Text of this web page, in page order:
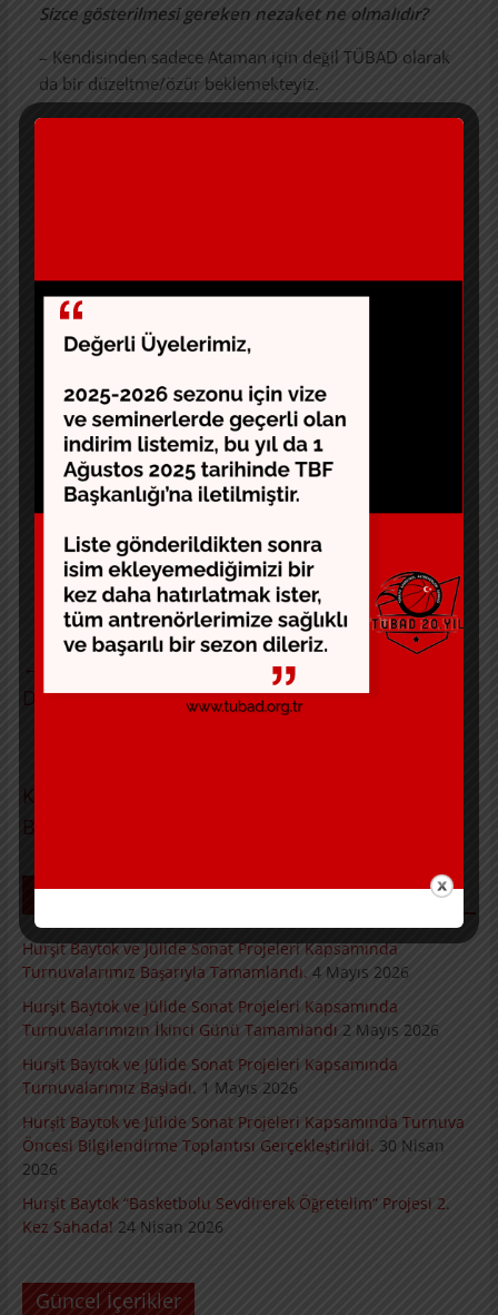
Sizce gösterilmesi gereken nezaket ne olmalıdır?
– Kendisinden sadece Ataman için değil TÜBAD olarak
da bir düzeltme/özür beklemekteyiz.
Geçtiğimiz günlerde sosyal medyada konusu geçen
konuda haklı olduğu kulübü tarafından
açıklanmıştır. TÜBAD olarak bu konuyla ilgili neler
yaptınız?
– Galatasaray Basketbol takımında görev yapan
antrenör Birtan Öztürk’ün maruz kaldığı ithamlardan
haberdar olduğumuz ilk günden beri Hukuk
Komitemiz kendisi ile temasta olup destek olmak için
takip etmektedir. Bizden talebi olduğunda aksiyon
almaya hazır olduğumuzu belirtirim.
Bu vesile ile bu bilgiyi de Basketbol kamuoyu ile
paylaşmış olayım.
←
Nirvana Basketball Weeks 360 Summit
Değerlendirmesi – Efe Özenç
Konu ve Konuklarıyla Basketball Summit 360 –
Bölüm 1
SON YAZILAR
Hurşit Baytok ve Jülide Sonat Projeleri Kapsamında
Turnuvalarımız Başarıyla Tamamlandı. 4 Mayıs 2026
Hurşit Baytok ve Jülide Sonat Projeleri Kapsamında
Turnuvalarımızın İkinci Günü Tamamlandı 2 Mayıs 2026
Hurşit Baytok ve Jülide Sonat Projeleri Kapsamında
Turnuvalarımız Başladı. 1 Mayıs 2026
Hurşit Baytok ve Jülide Sonat Projeleri Kapsamında Turnuva
Öncesi Bilgilendirme Toplantısı Gerçekleştirildi. 30 Nisan
2026
Hurşit Baytok “Basketbolu Sevdirerek Öğretelim” Projesi 2.
Kez Sahada! 24 Nisan 2026
Güncel İçerikler